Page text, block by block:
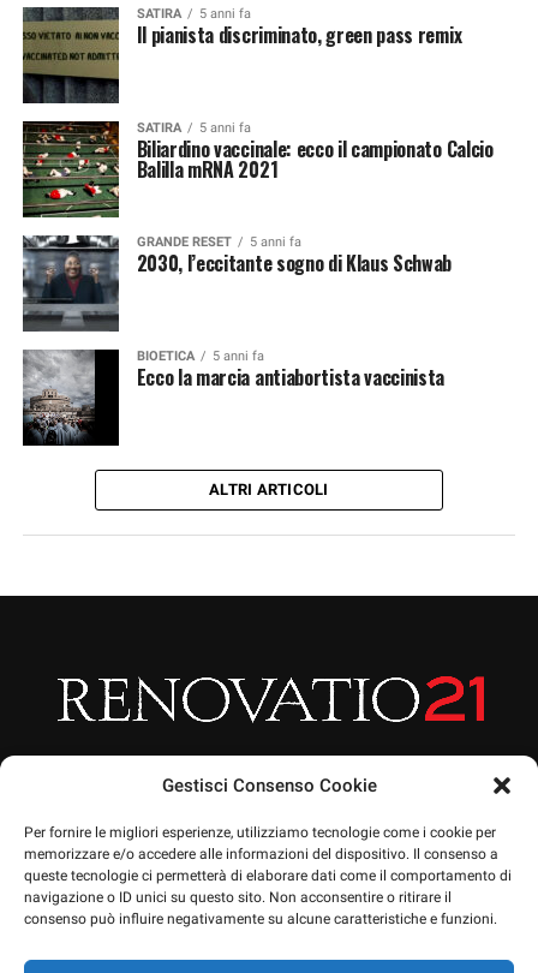
Gestisci Consenso Cookie
Per fornire le migliori esperienze, utilizziamo tecnologie come i cookie per
memorizzare e/o accedere alle informazioni del dispositivo. Il consenso a
queste tecnologie ci permetterà di elaborare dati come il comportamento di
navigazione o ID unici su questo sito. Non acconsentire o ritirare il
consenso può influire negativamente su alcune caratteristiche e funzioni.
SATIRA 5 anni fa
Il pianista discriminato, green pass remix
SATIRA 5 anni fa
Biliardino vaccinale: ecco il campionato Calcio
Balilla mRNA 2021
GRANDE RESET 5 anni fa
2030, l’eccitante sogno di Klaus Schwab
BIOETICA 5 anni fa
Ecco la marcia antiabortista vaccinista
ALTRI ARTICOLI
HOME ARTICOLI CHI SIAMO EVENTI
PRIVACY POLICY
NEWSLETTERA
CONTATTO SOSTIENICI SHOP